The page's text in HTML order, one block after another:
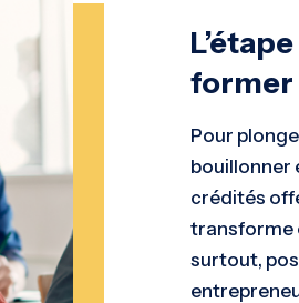
former
Pour
bouillonner
crédités
transforme
surtout,